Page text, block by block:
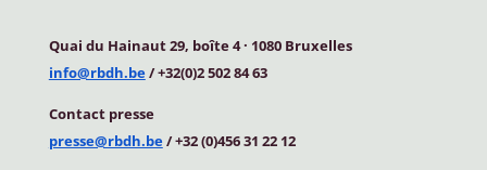
Quai du Hainaut 29, boîte 4· 1080 Bruxelles
info@rbdh.be/ +32(0)2 502 84 63
Contact presse
presse@rbdh.be/ +32 (0)456 31 22 12